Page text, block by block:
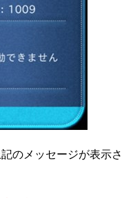
が発生する原因と対処
のメッセージが表示